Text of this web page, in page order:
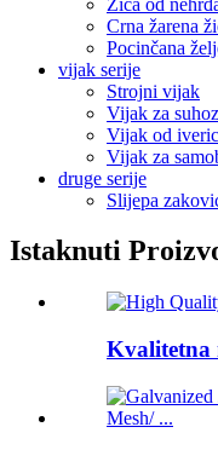
Crna žarena
Pocinčana
vijak serije
Strojni vijak
Vijak za
Vijak od
Vijak za
druge serije
Slijepa
Istaknuti
Kvalitetna